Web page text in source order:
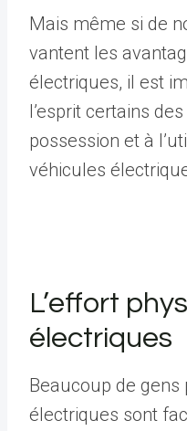
Mais même si de
vantent les
électriques, il est
l’esprit certains
possession et à
véhicules
L’effort
électriques
Beaucoup de
électriques sont